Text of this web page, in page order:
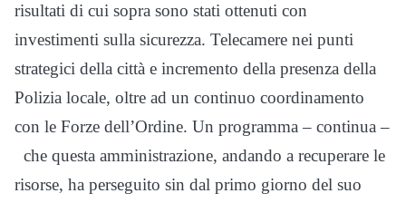
risultati di cui sopra sono stati ottenuti con
investimenti sulla sicurezza. Telecamere nei punti
strategici della città e incremento della presenza della
Polizia locale, oltre ad un continuo coordinamento
con le Forze dell’Ordine. Un programma – continua –
che questa amministrazione, andando a recuperare le
risorse, ha perseguito sin dal primo giorno del suo